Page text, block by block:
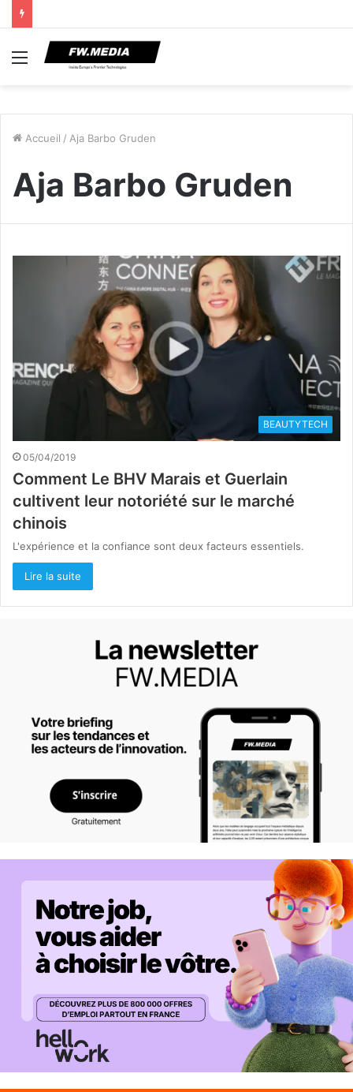
Menu
Accueil / Aja Barbo Gruden
Aja Barbo Gruden
BEAUTYTECH
05/04/2019
Comment Le BHV Marais et Guerlain
cultivent leur notoriété sur le marché
chinois
L'expérience et la confiance sont deux facteurs essentiels.
Lire la suite